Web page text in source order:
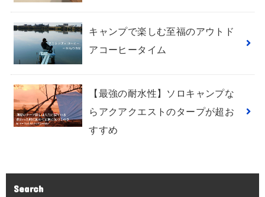
キャンプで楽しむ至福のアウトド
アコーヒータイム
【最強の耐水性】ソロキャンプな
らアクアクエストのタープが超お
すすめ
Search